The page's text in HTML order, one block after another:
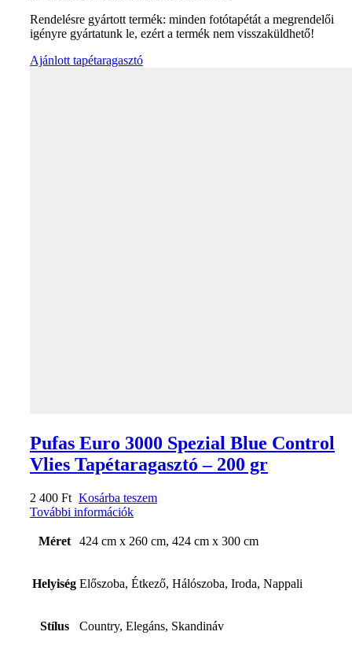
Rendelésre gyártott termék: minden fotótapétát a megrendelői
igényre gyártatunk le, ezért a termék nem visszaküldhető!
Ajánlott tapétaragasztó
Pufas Euro 3000 Spezial Blue Control
Vlies Tapétaragasztó – 200 gr
2 400 Ft Kosárba teszem
További információk
Méret 424 cm x 260 cm, 424 cm x 300 cm
Helyiség Előszoba, Étkező, Hálószoba, Iroda, Nappali
Stílus Country, Elegáns, Skandináv